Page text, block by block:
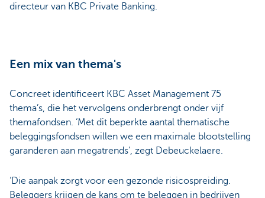
directeur van KBC Private Banking.
Een mix van thema's
Concreet identificeert KBC Asset Management 75
thema’s, die het vervolgens onderbrengt onder vijf
themafondsen. ‘Met dit beperkte aantal thematische
beleggingsfondsen willen we een maximale blootstelling
garanderen aan megatrends’, zegt Debeuckelaere.
‘Die aanpak zorgt voor een gezonde risicospreiding.
Beleggers krijgen de kans om te beleggen in bedrijven